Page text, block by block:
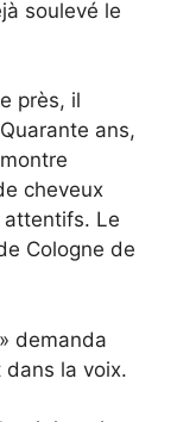
soulevé le
près, il
ans,
cheveux
Le
Cologne de
demanda
dans la voix.